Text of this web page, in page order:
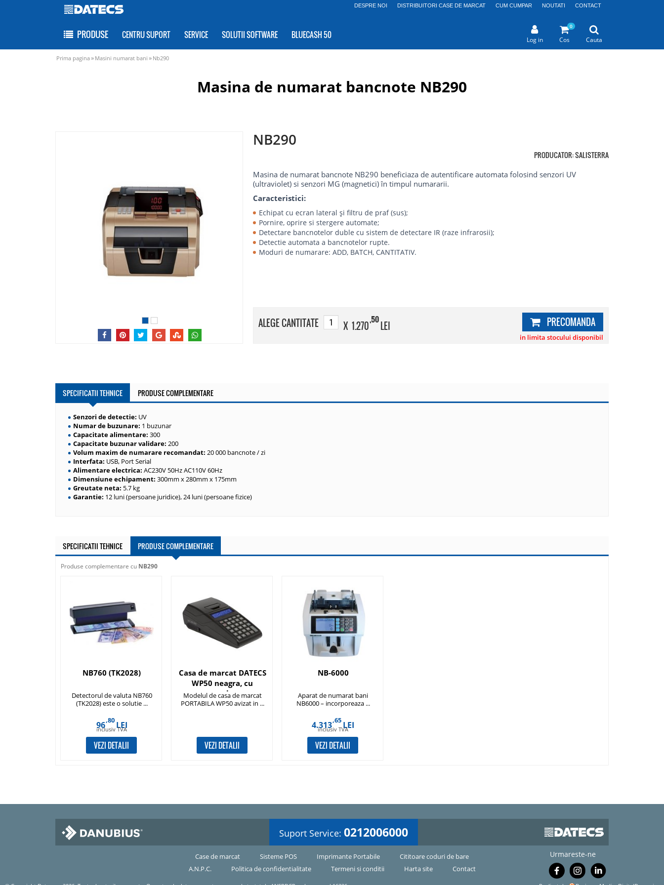
DESPRE NOI DISTRIBUITORI CASE DE MARCAT CUM CUMPAR NOUTATI CONTACT
PRODUSE CENTRU SUPORT SERVICE SOLUTII SOFTWARE BLUECASH 50 Cauta
Cos
0
Log in
Prima pagina» Masini numarat bani » Nb290
Masina de numarat bancnote NB290
1 2
NB290
PRODUCATOR: SALISTERRA
Masina de numarat bancnote NB290 beneficiaza de autentificare automata folosind senzori UV
(ultraviolet) si senzori MG (magnetici) în timpul numararii.
Caracteristici:
Echipat cu ecran lateral și filtru de praf (sus);
Pornire, oprire si stergere automate;
Detectare bancnotelor duble cu sistem de detectare IR (raze infrarosii);
Detectie automata a bancnotelor rupte.
Moduri de numarare: ADD, BATCH, CANTITATIV.
ALEGE CANTITATE X 1.270
,50
LEI PRECOMANDA
in limita stocului disponibil
SPECIFICATII TEHNICE PRODUSE COMPLEMENTARE
Senzori de detectie: UV
Numar de buzunare: 1 buzunar
Capacitate alimentare: 300
Capacitate buzunar validare: 200
Volum maxim de numarare recomandat: 20 000 bancnote / zi
Interfata: USB, Port Serial
Alimentare electrica: AC230V 50Hz AC110V 60Hz
Dimensiune echipament: 300mm x 280mm x 175mm
Greutate neta: 5.7 kg
Garantie: 12 luni (persoane juridice), 24 luni (persoane fizice)
SPECIFICATII TEHNICE PRODUSE COMPLEMENTARE
Produse complementare cu NB290
NB760 (TK2028)
Detectorul de valuta NB760
(TK2028) este o solutie ...
96,80LEI
inclusiv TVA
VEZI DETALII
Casa de marcat DATECS
WP50 neagra, cu
acumulator
Modelul de casa de marcat
PORTABILA WP50 avizat in ...
VEZI DETALII
NB-6000
Aparat de numarat bani
NB6000 – incorporeaza ...
4.313,65LEI
inclusiv TVA
VEZI DETALII
Suport Service: 0212006000
Case de marcat Sisteme POS Imprimante Portabile
Cititoare coduri de bare
A.N.P.C.
Politica de confidentialitate Termeni si conditii Harta site Contact
Urmareste-ne